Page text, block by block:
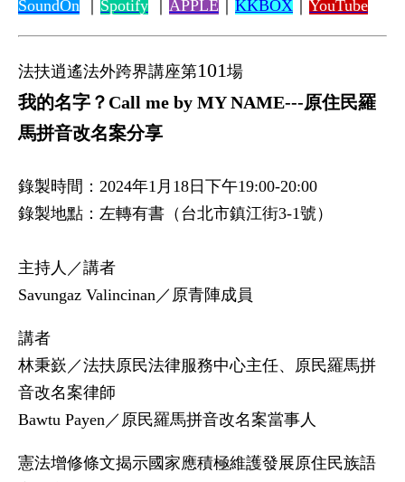
SoundOn ｜ Spotify ｜ APPLE ｜ KKBOX ｜ YouTube
法扶逍遙法外跨界講座第101 場
我的名字？Call me by MY NAME---原住民羅
馬拼音改名案分享
錄製時間：2024年1月18日下午19:00-20:00
錄製地點：左轉有書（台北市鎮江街3-1號）
主持人／講者
Savungaz Valincinan／原青陣成員
講者
林秉嶔／法扶原民法律服務中心主任、原民羅馬拼
音改名案律師
Bawtu Payen／原民羅馬拼音改名案當事人
憲法增修條文揭示國家應積極維護發展原住民族語